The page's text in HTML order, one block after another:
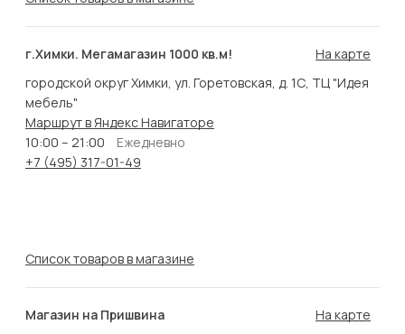
г.Химки. Мегамагазин 1000 кв.м!
На карте
городской округ Химки, ул. Горетовская, д. 1С, ТЦ "Идея
мебель"
Маршрут в Яндекс Навигаторе
10:00 – 21:00
Ежедневно
+7 (495) 317-01-49
Список товаров в магазине
Магазин на Пришвина
На карте